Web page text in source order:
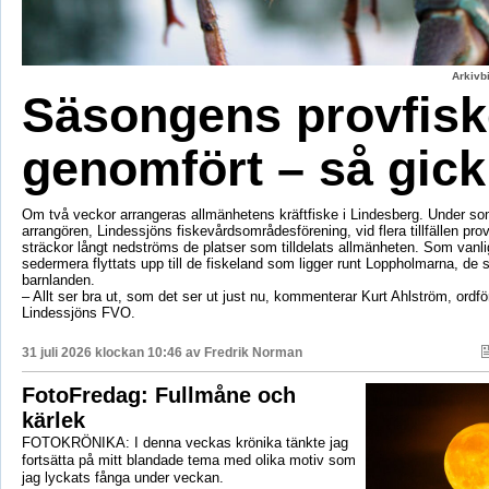
Säsongens
genomfört – så
Om två veckor arrangeras allmänhetens kräftfiske i Lindesberg. Under
arrangören, Lindessjöns fiskevårdsområdesförening, vid flera tillfällen
sträckor långt nedströms de platser som tilldelats allmänheten. Som
sedermera flyttats upp till de fiskeland som ligger runt Loppholmarna, de
barnlanden.
– Allt ser bra ut, som det ser ut just nu, kommenterar Kurt Ahlström,
Lindessjöns FVO.
31 juli 2026 klockan 10:46 av Fredrik Norman
FotoFredag: Fullmåne och
kärlek
FOTOKRÖNIKA: I denna veckas krönika tänkte jag
fortsätta på mitt blandade tema med olika motiv som
jag lyckats fånga under veckan.